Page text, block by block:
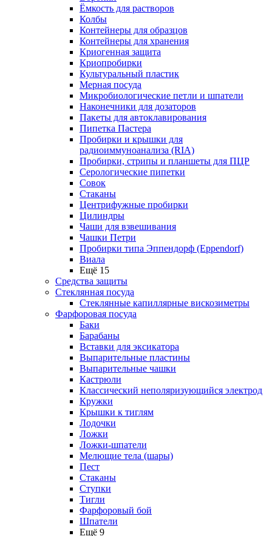
Ёмкость для растворов
Колбы
Контейнеры для образцов
Контейнеры для хранения
Криогенная защита
Криопробирки
Культуральный пластик
Мерная посуда
Микробиологические петли и шпатели
Наконечники для дозаторов
Пакеты для автоклавирования
Пипетка Пастера
Пробирки и крышки для
радиоиммуноанализа (RIA)
Пробирки, стрипы и планшеты для ПЦР
Серологические пипетки
Совок
Стаканы
Центрифужные пробирки
Цилиндры
Чаши для взвешивания
Чашки Петри
Пробирки типа Эппендорф (Eppendorf)
Виала
Ещё 15
Средства защиты
Стеклянная посуда
Стеклянные капиллярные вискозиметры
Фарфоровая посуда
Баки
Барабаны
Вставки для эксикатора
Выпарительные пластины
Выпарительные чашки
Кастрюли
Классический неполяризующийся электрод
Кружки
Крышки к тиглям
Лодочки
Ложки
Ложки-шпатели
Мелющие тела (шары)
Пест
Стаканы
Ступки
Тигли
Фарфоровый бой
Шпатели
Ещё 9